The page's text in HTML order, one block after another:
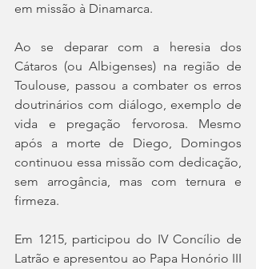
em missão à Dinamarca.
Ao se deparar com a heresia dos
Cátaros (ou Albigenses) na região de
Toulouse, passou a combater os erros
doutrinários com diálogo, exemplo de
vida e pregação fervorosa. Mesmo
após a morte de Diego, Domingos
continuou essa missão com dedicação,
sem arrogância, mas com ternura e
firmeza.
Em 1215, participou do IV Concílio de
Latrão e apresentou ao Papa Honório III